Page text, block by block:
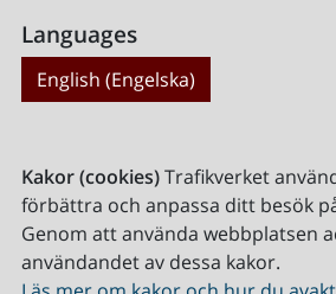
Languages
English (Engelska)
Kakor (cookies)Trafikverket
förbättra och anpassa ditt besök
Genom att använda webbplatsen
användandet av dessa kakor.